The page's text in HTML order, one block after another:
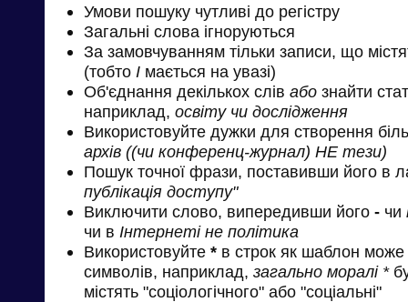
Умови пошуку чутливі до регістру
Загальні слова ігноруються
За замовчуванням тільки записи, що
(тобто І мається на увазі)
Об'єднання декількох слів або знайти
наприклад, освіту чи дослідження
Використовуйте дужки для створення
архів ((чи конференц-журнал) НЕ тези)
Пошук точної фрази, поставивши його в
публікація доступу"
Виключити слово, випередивши його - чи
чи в Інтернеті не політика
Використовуйте * в строк як шаблон може
символів, наприклад, загально моралі *
містять "соціологічного" або "соціальні"